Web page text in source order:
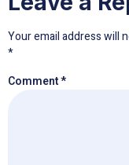
Your email address will
*
Comment*